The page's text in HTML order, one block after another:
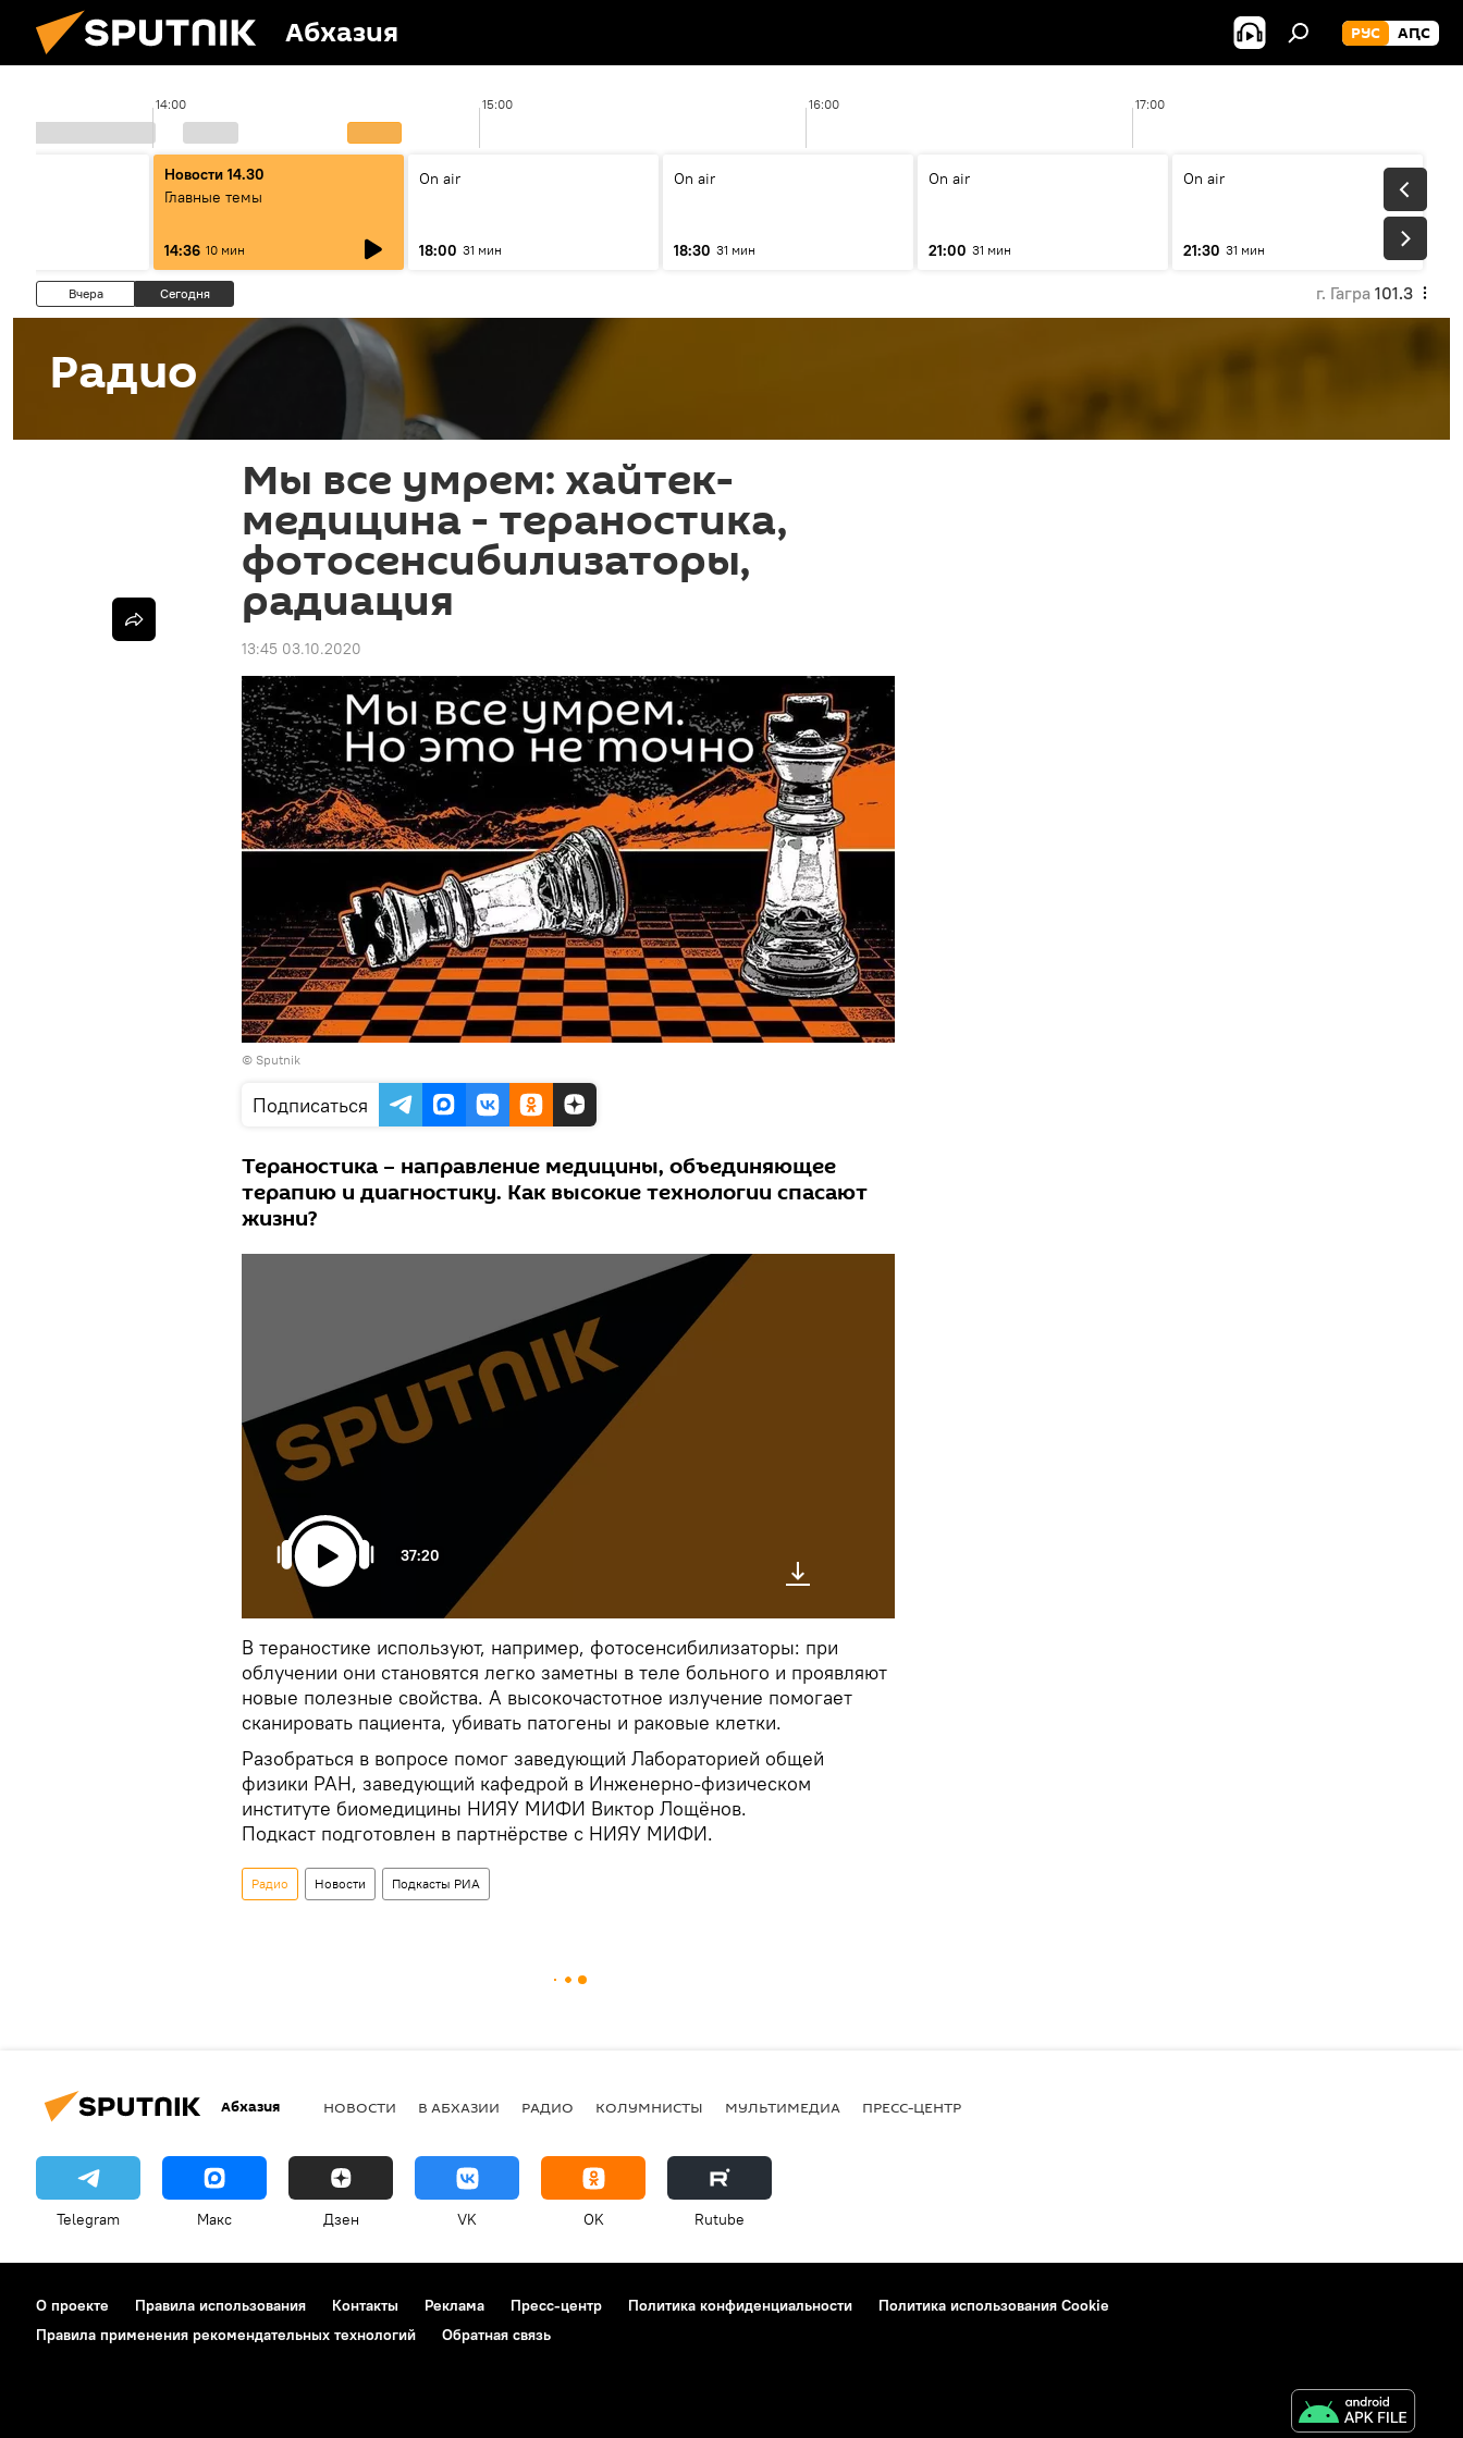
Абхазия РУС АԤС
14:00 15:00 16:00 17:00
Новости 14.30
Главные темы
14:36 10 мин
On air
18:00 31 мин
On air
18:30 31 мин
On air
21:00 31 мин
On air
21:30 31 мин
Вчера Сегодня г. Гагра 101.3
Радио
Мы все умрем: хайтек-
медицина - тераностика,
фотосенсибилизаторы,
радиация
13:45 03.10.2020
© Sputnik
Подписаться
Тераностика – направление медицины, объединяющее
терапию и диагностику. Как высокие технологии спасают
жизни?
37:20
В тераностике используют, например, фотосенсибилизаторы: при
облучении они становятся легко заметны в теле больного и проявляют
новые полезные свойства. А высокочастотное излучение помогает
сканировать пациента, убивать патогены и раковые клетки.
Разобраться в вопросе помог заведующий Лабораторией общей
физики РАН, заведующий кафедрой в Инженерно-физическом
институте биомедицины НИЯУ МИФИ Виктор Лощёнов.
Подкаст подготовлен в партнёрстве с НИЯУ МИФИ.
Радио Новости Подкасты РИА
Абхазия НОВОСТИ В АБХАЗИИ РАДИО КОЛУМНИСТЫ МУЛЬТИМЕДИА ПРЕСС-ЦЕНТР
Telegram Макс Дзен VK OK Rutube
О проекте Правила использования Контакты Реклама Пресс-центр Политика конфиденциальности
Политика использования Cookie
Правила применения рекомендательных технологий
Обратная связь